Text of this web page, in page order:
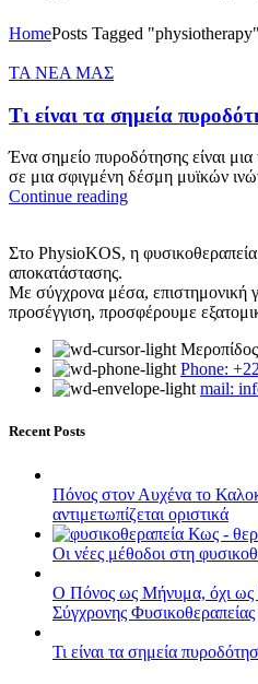
HomePosts Tagged "physiotherapy"
ΤΑ ΝΕΑ ΜΑΣ
Τι είναι τα σημεία
Ένα σημείο πυροδότησης είναι
σε μια σφιγμένη δέσμη μυϊκών
Continue reading
Στο PhysioKOS, η φυσικοθεραπεία
αποκατάστασης.
Με σύγχρονα μέσα, επιστημονική
προσέγγιση, προσφέρουμε
Phone:
mail:
Recent Posts
Πόνος στον Αυχένα το
αντιμετωπίζεται οριστικά
Οι νέες μέθοδοι στη
Ο Πόνος ως Μήνυμα, όχι ως
Σύγχρονης Φυσικοθεραπείας
Τι είναι τα σημεία